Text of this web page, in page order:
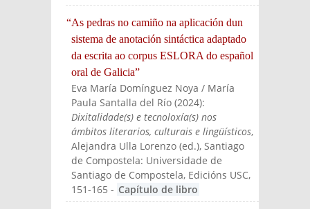
“As pedras no camiño na aplicación dun
sistema de anotación sintáctica adaptado
da escrita ao corpus ESLORA do español
oral de Galicia”
Eva María Domínguez Noya / María
Paula Santalla del Río (2024):
Dixitalidade(s) e tecnoloxía(s) nos
ámbitos literarios, culturais e lingüísticos,
Alejandra Ulla Lorenzo (ed.), Santiago
de Compostela: Universidade de
Santiago de Compostela, Edicións USC,
151-165 - Capítulo de libro